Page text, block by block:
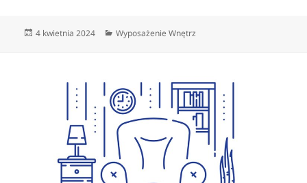
Data
4 kwietnia 2024 Kategorie
Wyposażenie Wnętrz